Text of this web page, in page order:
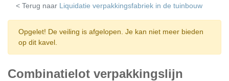
< Terug naar Liquidatie verpakkingsfabriek in de tuinbouw
Opgelet! De veiling is afgelopen. Je kan niet meer bieden
op dit kavel.
Combinatielot verpakkingslijn